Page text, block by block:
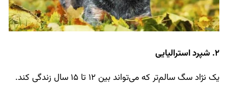
2. شپرد استرالیایی
یک نژاد سگ سالم‌تر که می‌تواند بین 12 تا 15 سال زندگی کند.